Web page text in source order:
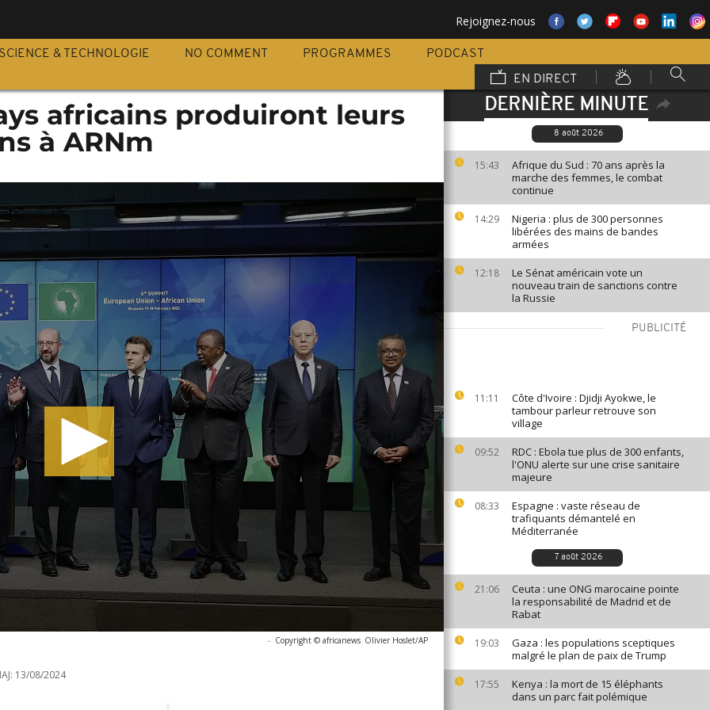
Rejoignez-nous
SCIENCE & TECHNOLOGIE NO COMMENT PROGRAMMES
PODCAST
EN DIRECT
DERNIÈRE MINUTE
8 août 2026
15:43
Afrique du Sud : 70 ans après la
marche des femmes, le combat
continue
14:29
Nigeria : plus de 300 personnes
libérées des mains de bandes
armées
12:18
Le Sénat américain vote un
nouveau train de sanctions contre
la Russie
PUBLICITÉ
11:11
Côte d'Ivoire : Djidji Ayokwe, le
tambour parleur retrouve son
village
09:52
RDC : Ebola tue plus de 300 enfants,
l'ONU alerte sur une crise sanitaire
majeure
08:33
Espagne : vaste réseau de
trafiquants démantelé en
Méditerranée
7 août 2026
21:06
Ceuta : une ONG marocaine pointe
la responsabilité de Madrid et de
Rabat
19:03
Gaza : les populations sceptiques
malgré le plan de paix de Trump
17:55
Kenya : la mort de 15 éléphants
dans un parc fait polémique
africains produiront leurs
à ARNm
- Copyright © africanews Olivier Hoslet/AP
13/08/2024